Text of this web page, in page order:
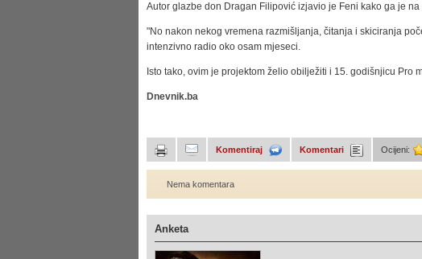
Autor glazbe don Dragan Filipović izjavio je Feni kako ga je
"No nakon nekog vremena razmišljanja, čitanja i skiciranja
intenzivno radio oko osam mjeseci.
Isto tako, ovim je projektom želio obilježiti i 15. godišnjicu Pro
Dnevnik.ba
Komentiraj Komentari Ocijeni:
Nema komentara
Anketa